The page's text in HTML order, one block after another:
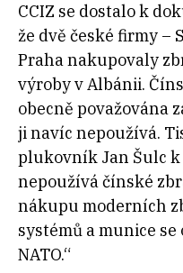
CCIZ se dostalo k
že dvě české firmy –
Praha nakupovaly
výroby v Albánii.
obecně považována
ji navíc nepoužívá.
plukovník Jan Šulc k
nepoužívá čínské
nákupu moderních
systémů a munice
NATO.“